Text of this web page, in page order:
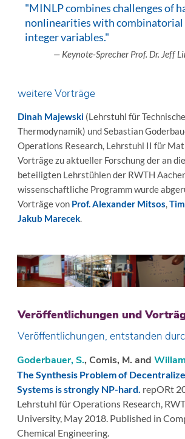
"MINLP combines challenges of
nonlinearities with combinatorial
integer variables."
— Keynote-Sprecher Prof. Dr. Jeff
weitere Vorträge
Dinah Majewski(Lehrstuhl für Technische
Thermodynamik) und Sebastian
Operations Research, Lehrstuhl II für
Vorträge zu aktueller Forschung der an
beteiligten Lehrstühlen der RWTH
wissenschaftliche Programm wurde
Vorträge von Prof. Alexander Mitsos,
Jakub Marecek.
Veröffentlichungen und
Veröffentlichungen, entstanden
Goderbauer, S., Comis, M. and
The Synthesis Problem of
Systems is strongly NP-hard. repORt
Lehrstuhl für Operations Research,
University, May 2018. Published in
Chemical Engineering.